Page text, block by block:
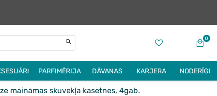
0
PARFIMĒRIJA DĀVANAS KARJERA NODERĪGI
maināmas skuvekļa kasetnes, 4gab.